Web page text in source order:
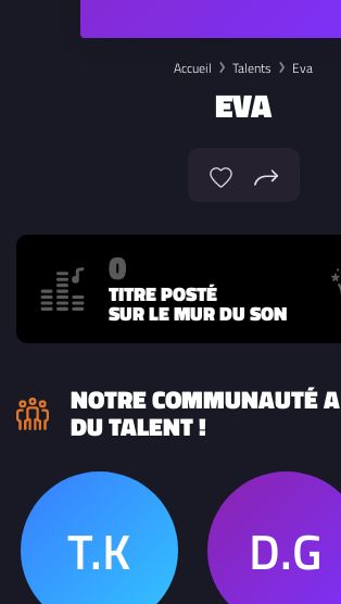
Accueil Talents Eva
EVA
0
TITRE POSTÉ
SUR LE MUR DU SON
NOTRE COMMUNAUTÉ A
DU TALENT !